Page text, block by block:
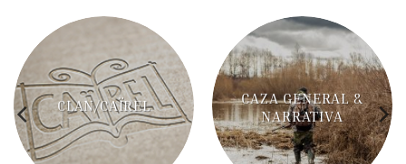
CLAN/CAÏREL
CAZA GENERAL &
NARRATIVA